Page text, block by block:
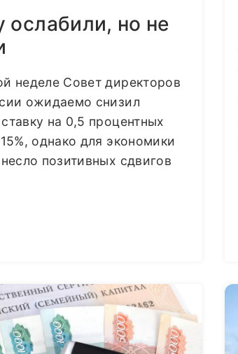
ослабили, но не
неделе Совет директоров
ожидаемо снизил
на 0,5 процентных
однако для экономики
позитивных сдвигов